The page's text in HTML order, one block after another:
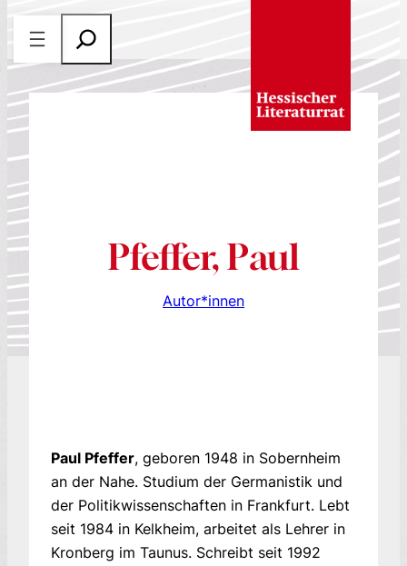
Zum
Inhalt
springen
h
Pfeffer, Paul
Autor*innen
Paul Pfeffer, geboren 1948 in Sobernheim
an der Nahe. Studium der Germanistik und
der Politikwissenschaften in Frankfurt. Lebt
seit 1984 in Kelkheim, arbeitet als Lehrer in
Kronberg im Taunus. Schreibt seit 1992